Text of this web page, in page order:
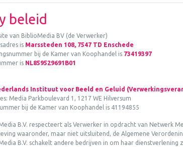
beleid
van BiblioMedia BV (de Verwerker)
is Marssteden 108, 7547 TD Enschede
bij de Kamer van Koophandel is 73419397
is NL859529691B01
Instituut voor Beeld en Geluid
Media Parkboulevard 1, 1217 WE Hilversum
bij de Kamer van Koophandel is 41194855
B.V. respecteert als Verwerker in opdracht van Netwerk
waaronder, maar niet uitsluitend, de Algemene
B.V. schakelt andere bedrijven in om haar